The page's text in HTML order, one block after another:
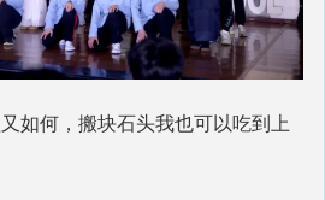
如何，搬块石头我也可以吃到上